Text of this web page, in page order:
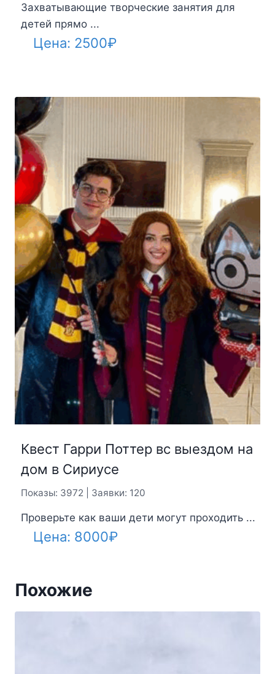
Захватывающие творческие занятия для
детей прямо ...
Цена: 2500₽
Квест Гарри Поттер вс выездом на
дом в Сириусе
Показы: 3972 | Заявки: 120
Проверьте как ваши дети могут проходить ...
Цена: 8000₽
Похожие